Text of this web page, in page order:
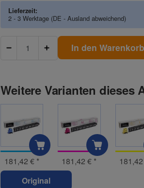
Lieferzeit:
2 - 3 Werktage (DE - Ausland abweichend)
In den
Weitere Varianten dieses
181,42 € * 181,42 € *
Original